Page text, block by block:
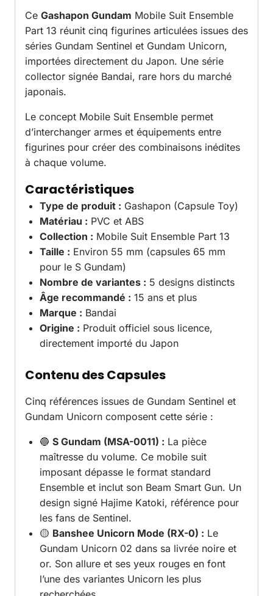
Ce Gashapon Gundam Mobile Suit Ensemble
Part 13 réunit cinq figurines articulées issues des
séries Gundam Sentinel et Gundam Unicorn,
importées directement du Japon. Une série
collector signée Bandai, rare hors du marché
japonais.
Le concept Mobile Suit Ensemble permet
d’interchanger armes et équipements entre
figurines pour créer des combinaisons inédites
à chaque volume.
Caractéristiques
Type de produit : Gashapon (Capsule Toy)
Matériau : PVC et ABS
Collection : Mobile Suit Ensemble Part 13
Taille : Environ 55 mm (capsules 65 mm
pour le S Gundam)
Nombre de variantes : 5 designs distincts
Âge recommandé : 15 ans et plus
Marque : Bandai
Origine : Produit officiel sous licence,
directement importé du Japon
Contenu des Capsules
Cinq références issues de Gundam Sentinel et
Gundam Unicorn composent cette série :
🔵 S Gundam (MSA-0011) : La pièce
maîtresse du volume. Ce mobile suit
imposant dépasse le format standard
Ensemble et inclut son Beam Smart Gun. Un
design signé Hajime Katoki, référence pour
les fans de Sentinel.
🟡 Banshee Unicorn Mode (RX-0) : Le
Gundam Unicorn 02 dans sa livrée noire et
or. Son allure et ses yeux rouges en font
l’une des variantes Unicorn les plus